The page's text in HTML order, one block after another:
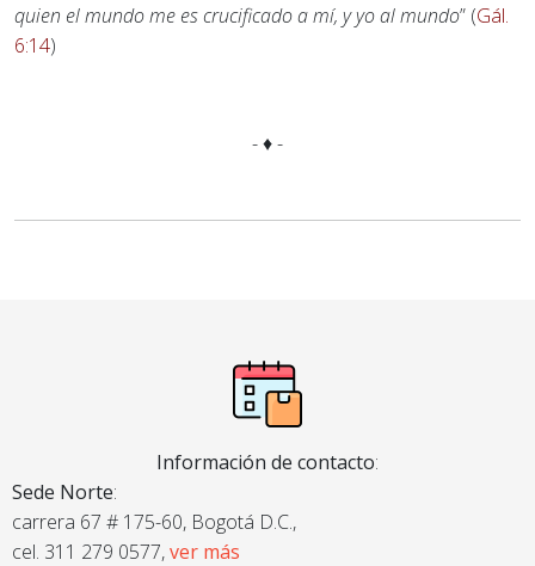
quien el mundo me es crucificado a mí, y yo al mundo” (Gál.
6:14)
- ♦ -
Información de contacto:
Sede Norte:
carrera 67 # 175-60, Bogotá D.C.,
cel. 311 279 0577,ver más